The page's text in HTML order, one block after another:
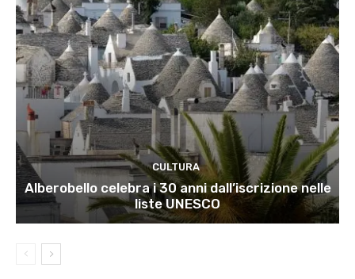
CULTURA
Alberobello celebra i 30 anni dall’iscrizione nelle
liste UNESCO